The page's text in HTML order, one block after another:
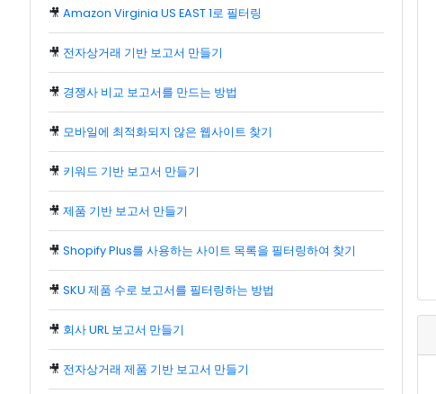
🎥 Amazon Virginia US EAST 1로 필터링
🎥 전자상거래 기반 보고서 만들기
🎥 경쟁사 비교 보고서를 만드는 방법
🎥 모바일에 최적화되지 않은 웹사이트 찾기
🎥 키워드 기반 보고서 만들기
🎥 제품 기반 보고서 만들기
🎥 Shopify Plus를 사용하는 사이트 목록을 필터링하여 찾기
🎥 SKU 제품 수로 보고서를 필터링하는 방법
🎥 회사 URL 보고서 만들기
🎥 전자상거래 제품 기반 보고서 만들기